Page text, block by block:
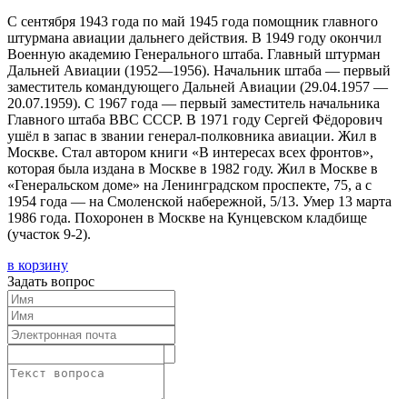
С сентября 1943 года по май 1945 года помощник главного
штурмана авиации дальнего действия. В 1949 году окончил
Военную академию Генерального штаба. Главный штурман
Дальней Авиации (1952—1956). Начальник штаба — первый
заместитель командующего Дальней Авиации (29.04.1957 —
20.07.1959). С 1967 года — первый заместитель начальника
Главного штаба ВВС СССР. В 1971 году Сергей Фёдорович
ушёл в запас в звании генерал-полковника авиации. Жил в
Москве. Стал автором книги «В интересах всех фронтов»,
которая была издана в Москве в 1982 году. Жил в Москве в
«Генеральском доме» на Ленинградском проспекте, 75, а с
1954 года — на Смоленской набережной, 5/13. Умер 13 марта
1986 года. Похоронен в Москве на Кунцевском кладбище
(участок 9-2).
в корзину
Текст отзыва:
Задать вопрос